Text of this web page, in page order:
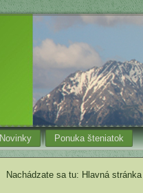
Novinky Ponuka šteniatok
Nachádzate sa tu: Hlavná stránka